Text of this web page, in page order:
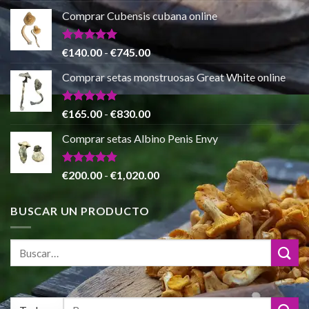
de 5
precio
original
era:
€80.00.
precio
actual
€55.00.
Comprar Cubensis cubana online
Valorado
con
5.00
de 5
€140.00-€745.00Rango
de
precios:
desde
€140.00
hasta
€745.00
Comprar setas monstruosas Great White online
Valorado
de 5
€165.00 - €830.00Rango
precios:
€165.00
€830.00
Comprar setas Albino Penis Envy
Valorado
€200.00 - €1,020.00Rango
precios:
desde
€200.00
BUSCAR UN PRODUCTO
Buscar